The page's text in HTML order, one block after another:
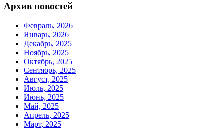
Архив новостей
Февраль, 2026
Январь, 2026
Декабрь, 2025
Ноябрь, 2025
Октябрь, 2025
Сентябрь, 2025
Август, 2025
Июль, 2025
Июнь, 2025
Май, 2025
Апрель, 2025
Март, 2025